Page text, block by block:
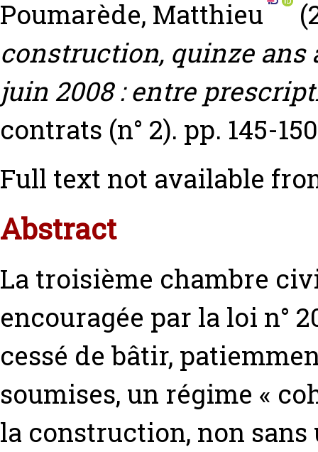
Poumarède, Matthieu
construction, quinze ans
juin 2008 : entre
contrats (n° 2). pp. 145-
Full text not available
Abstract
La troisième chambre
encouragée par la loi n°
cessé de bâtir,
soumises, un régime «
la construction, non